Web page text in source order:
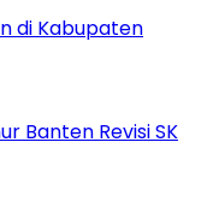
di Kabupaten
Banten Revisi SK